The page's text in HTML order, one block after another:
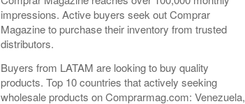
impressions. Active buyers seek out Comprar
Magazine to purchase their inventory from trusted
distributors.
Buyers from LATAM are looking to buy quality
products. Top 10 countries that actively seeking
wholesale products on Comprarmag.com: Venezuela,